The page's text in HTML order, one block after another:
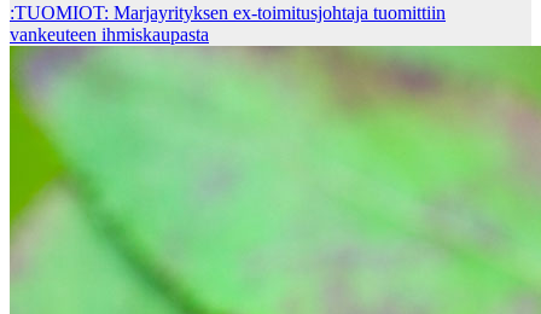
:TUOMIOT: Marjayrityksen ex-toimitusjohtaja tuomittiin
vankeuteen ihmiskaupasta